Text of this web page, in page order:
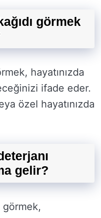
görmek
hayatınızda
ifade eder.
özel hayatınızda
gelir?
görmek,